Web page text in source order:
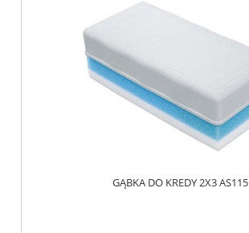
GĄBKA DO KREDY 2X3 AS115